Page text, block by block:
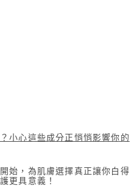
小心這些成分正悄悄影響你的
始，為肌膚選擇真正讓你白得
更具意義！